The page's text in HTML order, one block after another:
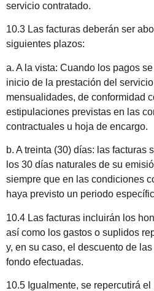
servicio contratado.
10.3 Las facturas deberán ser
siguientes plazos:
a. A la vista: Cuando los pagos
inicio de la prestación del
mensualidades, de conformidad
estipulaciones previstas en las
contractuales u hoja de encargo.
b. A treinta (30) días: las facturas
los 30 días naturales de su
siempre que en las condiciones
haya previsto un periodo
10.4 Las facturas incluirán los
así como los gastos o suplidos
y, en su caso, el descuento de
fondo efectuadas.
10.5 Igualmente, se repercutirá el